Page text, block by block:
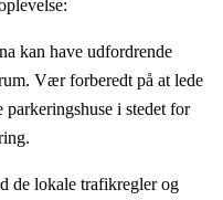
kan have udfordrende
Vær forberedt på at lede
i stedet for
de lokale trafikregler og